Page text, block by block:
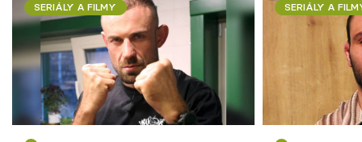
SERIÁLY A FILMY SERIÁLY A